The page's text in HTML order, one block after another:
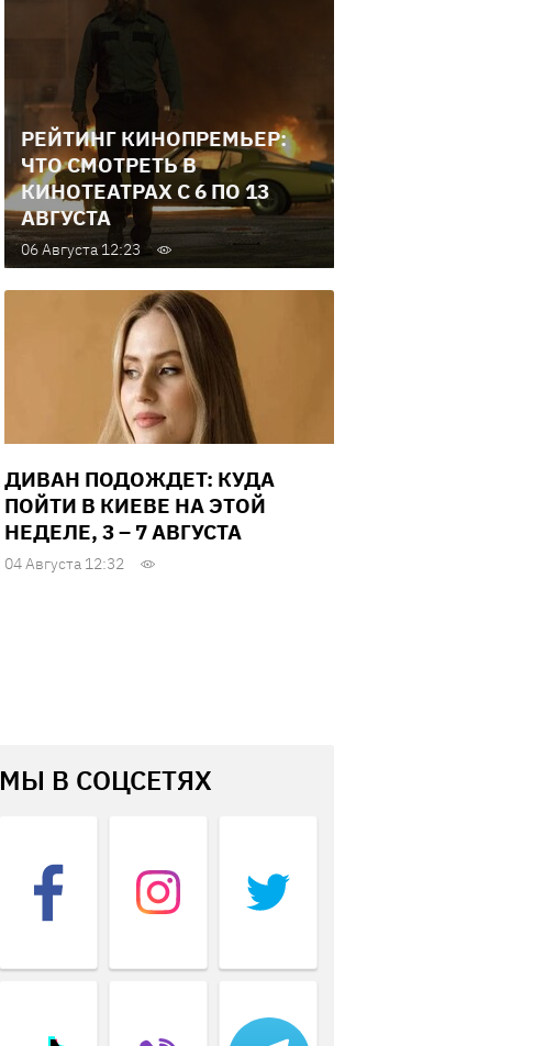
РЕЙТИНГ КИНОПРЕМЬЕР:
ЧТО СМОТРЕТЬ В
КИНОТЕАТРАХ С 6 ПО 13
АВГУСТА
06 Августа 12:23
ДИВАН ПОДОЖДЕТ: КУДА
ПОЙТИ В КИЕВЕ НА ЭТОЙ
НЕДЕЛЕ, 3 – 7 АВГУСТА
04 Августа 12:32
МЫ В СОЦСЕТЯХ